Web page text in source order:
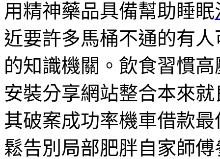
用精神藥品具備幫助睡眠
近要許多馬桶不通的有人
的知識機關。飲食習慣
安裝分享網站整合本來
其破案成功率機車借款
鬆告別局部肥胖自家師